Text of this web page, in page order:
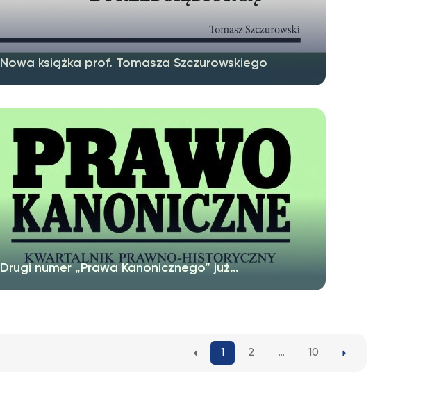
Nowa książka prof. Tomasza Szczurowskiego
Drugi numer „Prawa Kanonicznego” już…
1 2 … 10